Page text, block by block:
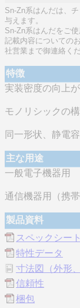
Sn-Zn系はんだは、
与えます。
Sn-Zn系はんだをご
記載内容についての
社営業まで御連絡くだ
特徴
実装密度の向上が
モノリシックの
同一形状、静電
主な用途
一般電子機器用
通信機器用（携
製品資料
スペックシート
特性データ
寸法図（外形
信頼性
梱包